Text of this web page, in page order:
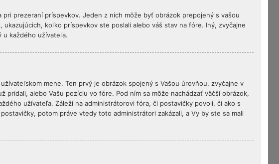
prezeraní príspevkov. Jeden z nich môže byť obrázok prepojený s vašou
koľko príspevkov ste poslali alebo váš stav na fóre. Iný, zvyčajne
u každého užívateľa.
mene. Ten prvý je obrázok spojený s Vašou úrovňou, zvyčajne v
alebo Vašu pozíciu vo fóre. Pod ním sa môže nachádzať väčší obrázok,
užívateľa. Záleží na administrátorovi fóra, či postavičky povolí, či ako s
potom práve vtedy toto administrátori zakázali, a Vy by ste sa mali